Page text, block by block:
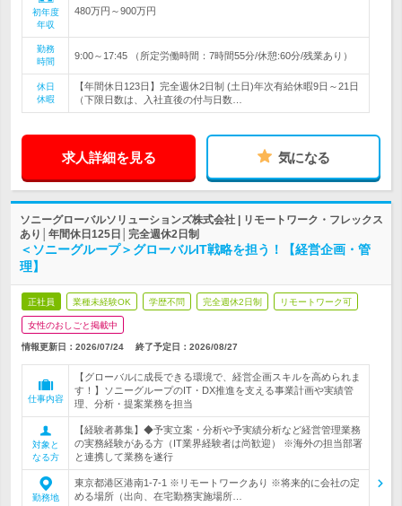
初年度
年収
480万円～900万円
勤務
時間
9:00～17:45 （所定労働時間：7時間55分/休憩:60分/残業あり）
休日
休暇
【年間休日123日】完全週休2日制 (土日)年次有給休暇9日～21日
（下限日数は、入社直後の付与日数…
求人詳細を見る 気になる
ソニーグローバルソリューションズ株式会社 | リモートワーク・フレックス
あり│年間休日125日│完全週休2日制
＜ソニーグループ＞グローバルIT戦略を担う！【経営企画・管
理】
正社員 業種未経験OK 学歴不問 完全週休2日制 リモートワーク可
女性のおしごと掲載中
情報更新日：2026/07/24 終了予定日： 2026/08/27
仕事内容
【グローバルに成長できる環境で、経営企画スキルを高められま
す！】ソニーグループのIT・DX推進を支える事業計画や実績管
理、分析・提案業務を担当
対象と
なる方
【経験者募集】◆予実立案・分析や予実績分析など経営管理業務
の実務経験がある方（IT業界経験者は尚歓迎） ※海外の担当部署
と連携して業務を遂行
勤務地
東京都港区港南1-7-1 ※リモートワークあり ※将来的に会社の定
める場所（出向、在宅勤務実施場所…